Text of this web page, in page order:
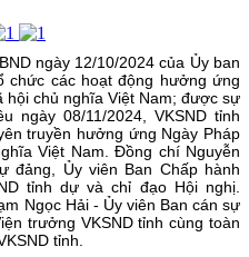
ngày 12/10/2024 của Ủy ban
chức các hoạt động hưởng ứng
hội chủ nghĩa Việt Nam; được sự
ngày 08/11/2024, VKSND tỉnh
truyền hưởng ứng Ngày Pháp
Việt Nam. Đồng chí Nguyễn
đảng, Ủy viên Ban Chấp hành
tỉnh dự và chỉ đạo Hội nghị.
Ngọc Hải - Ủy viên Ban cán sự
trưởng VKSND tỉnh cùng toàn
tỉnh.